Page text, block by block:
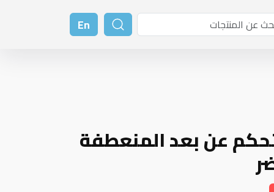
En
عن بعد المنعطفة